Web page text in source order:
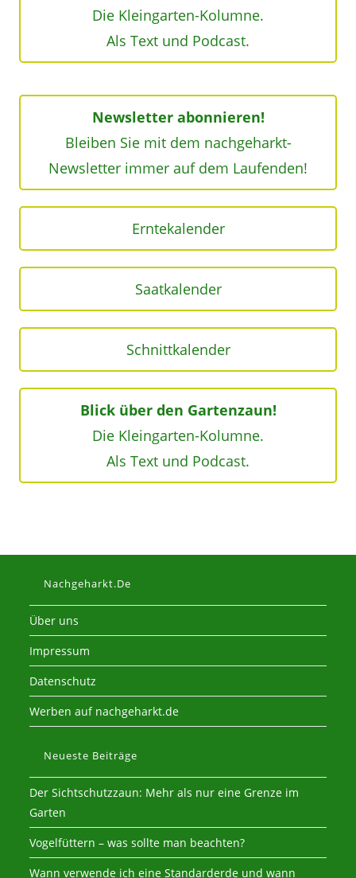
Die Kleingarten-Kolumne.
Als Text und Podcast.
Newsletter abonnieren!
Bleiben Sie mit dem nachgeharkt-
Newsletter immer auf dem Laufenden!
Erntekalender
Saatkalender
Schnittkalender
Blick über den Gartenzaun!
Die Kleingarten-Kolumne.
Als Text und Podcast.
Nachgeharkt.de
Über uns
Impressum
Datenschutz
Werben auf nachgeharkt.de
Neueste Beiträge
Der Sichtschutzzaun: Mehr als nur eine Grenze im
Garten
Vogelfüttern – was sollte man beachten?
Wann verwende ich eine Standarderde und wann